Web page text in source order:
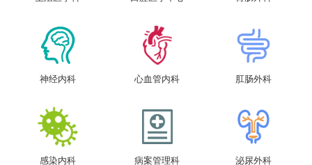
神经内科 心血管内科 肛肠外科
感染内科 病案管理科 泌尿外科